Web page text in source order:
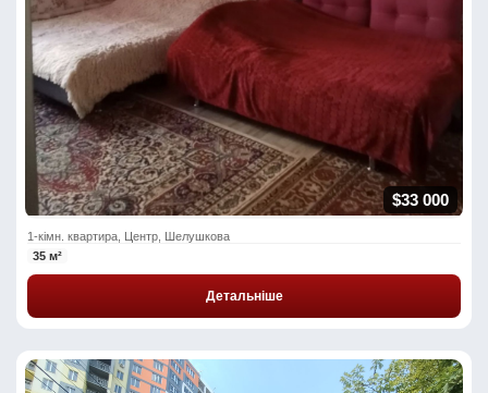
$33 000
1-кімн. квартира, Центр, Шелушкова
35 м²
Детальніше